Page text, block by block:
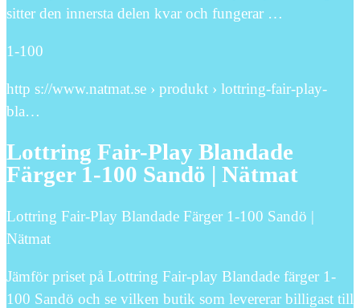
sitter den innersta delen kvar och fungerar …
1-100
http s://www.natmat.se › produkt › lottring-fair-play-
bla…
Lottring Fair-Play Blandade
Färger 1-100 Sandö | Nätmat
Lottring Fair-Play Blandade Färger 1-100 Sandö |
Nätmat
Jämför priset på Lottring Fair-play Blandade färger 1-
100 Sandö och se vilken butik som levererar billigast till